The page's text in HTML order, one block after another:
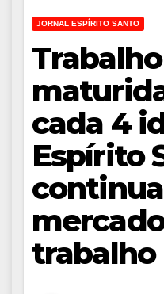
JORNAL ESPÍRITO SANTO
cada 4
Espírito
trabalho